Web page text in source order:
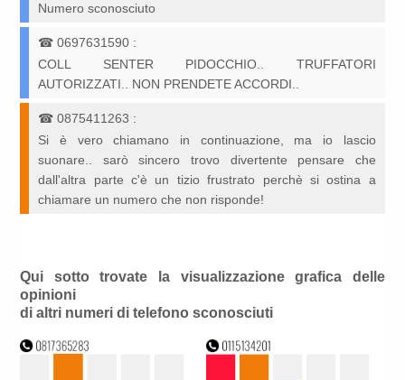
Numero sconosciuto
☎0697631590 :
COLL SENTER PIDOCCHIO.. TRUFFATORI
AUTORIZZATI.. NON PRENDETE ACCORDI..
☎0875411263 :
Si è vero chiamano in continuazione, ma io lascio
suonare.. sarò sincero trovo divertente pensare che
dall'altra parte c'è un tizio frustrato perchè si ostina a
chiamare un numero che non risponde!
Qui sotto trovate la visualizzazione grafica delle
opinioni
di altri numeri di telefono sconosciuti